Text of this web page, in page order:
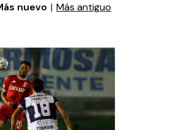
nuevo | Más antiguo